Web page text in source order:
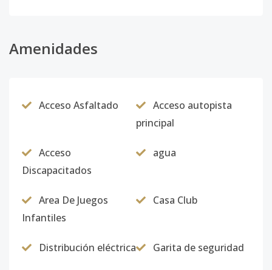
Amenidades
Acceso Asfaltado
Acceso autopista
principal
Acceso
Discapacitados
agua
Area De Juegos
Infantiles
Casa Club
Distribución eléctrica Garita de seguridad